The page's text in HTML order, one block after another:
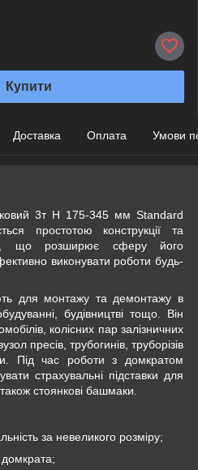
Купити
Доставка Оплата Умови
3т H 175-345 мм Standard
простотою конструкції та
що розширює сферу його
виконувати роботи будь-
для монтажу та демонтажу в
будівництві тощо. Він
колісних пар залізничних
пресів, трубогинів, труборізів
Під час роботи з домкратом
страхувальні підставки для
стоянкові башмаки.
за невеликого розміру;